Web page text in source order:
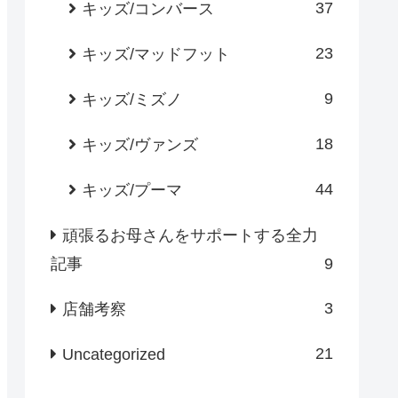
キッズ/コンバース 37
キッズ/マッドフット 23
キッズ/ミズノ 9
キッズ/ヴァンズ 18
キッズ/プーマ 44
頑張るお母さんをサポートする全力
記事
9
店舗考察 3
Uncategorized 21